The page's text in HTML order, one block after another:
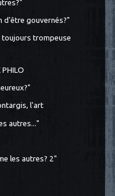
d'être gouvernés?"
toujours trompeuse
PHILO
l'art
autres..."
les autres? 2"